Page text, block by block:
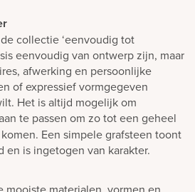
collectie ‘eenvoudig tot
eenvoudig van ontwerp zijn, maar
afwerking en persoonlijke
of expressief vormgegeven
Het is altijd mogelijk om
te passen om zo tot een geheel
Een simpele grafsteen toont
is ingetogen van karakter.
mooiste materialen, vormen en